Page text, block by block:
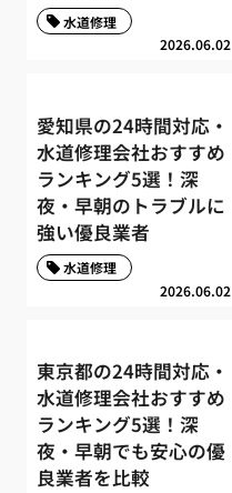
2026.06.02
水道修理
愛知県の24時間対応・
水道修理会社おすすめ
ランキング5選！深
夜・早朝のトラブルに
強い優良業者
2026.06.02
水道修理
東京都の24時間対応・
水道修理会社おすすめ
ランキング5選！深
夜・早朝でも安心の優
良業者を比較